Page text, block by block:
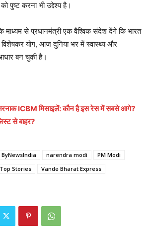
पुष्ट करना भी उद्देश्य है।
माध्यम से प्रधानमंत्री एक वैश्विक संदेश देंगे कि भारत
विशेषकर योग, आज दुनिया भर में स्वास्थ्य और
बन चुकी है।
ICBM मिसाइलें: कौन है इस रेस में सबसे आगे?
से बाहर?
ByNewsIndia narendra modi
PM Modi
Top Stories Vande Bharat Express